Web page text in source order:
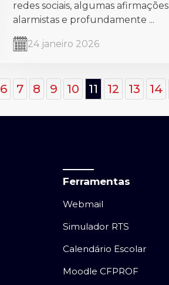
redes sociais, algumas afirmações
alarmistas e profundamente ...
24 janeiro 2026
6 7 8 9 10 11 12 13 14
Ferramentas
Webmail
Simulador RTS
Calendário Escolar
Moodle CFPROF